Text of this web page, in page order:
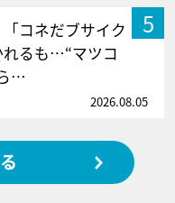
5
コネだブサイク
れるも…“マツコ
…
2026.08.05